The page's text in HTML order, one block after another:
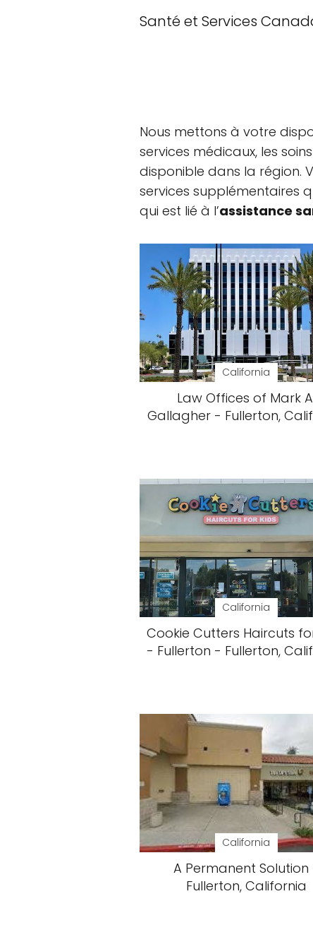
Santé et Services
Nous mettons à votre
services médicaux, les
disponible dans la région.
services supplémentaires
qui est lié à l’assistance
California
Law Offices of Mark
Gallagher - Fullerton,
California
Cookie Cutters Haircuts
- Fullerton - Fullerton,
California
A Permanent Solution
Fullerton, California